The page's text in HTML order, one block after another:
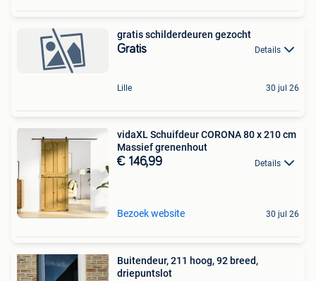
gratis schilderdeuren gezocht
Gratis Details
Lille 30 jul 26
vidaXL Schuifdeur CORONA 80 x 210 cm
Massief grenenhout
€ 146,99 Details
Bezoek website 30 jul 26
Buitendeur, 211 hoog, 92 breed,
driepuntslot